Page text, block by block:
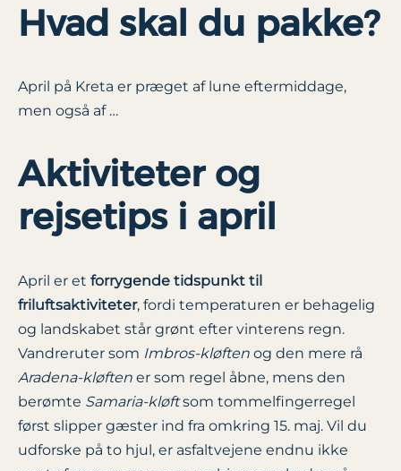
Hvad skal du pakke?
April på Kreta er præget af lune eftermiddage,
men også af …
Aktiviteter og
rejsetips i april
April er et forrygende tidspunkt til
friluftsaktiviteter, fordi temperaturen er behagelig
og landskabet står grønt efter vinterens regn.
Vandreruter som Imbros-kløften og den mere rå
Aradena-kløften er som regel åbne, mens den
berømte Samaria-kløftsom tommelfingerregel
først slipper gæster ind fra omkring 15. maj. Vil du
udforske på to hjul, er asfaltvejene endnu ikke